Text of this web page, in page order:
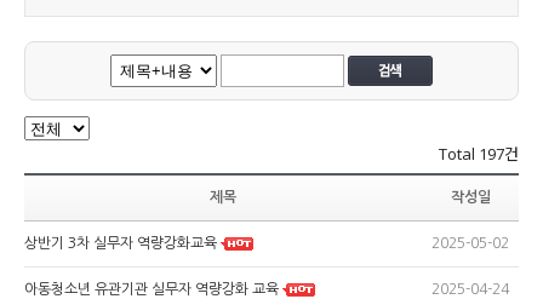
Total 197건
제목 작성일
상반기 3차 실무자 역량강화교육 2025-05-02
아동청소년 유관기관 실무자 역량강화 교육 2025-04-24